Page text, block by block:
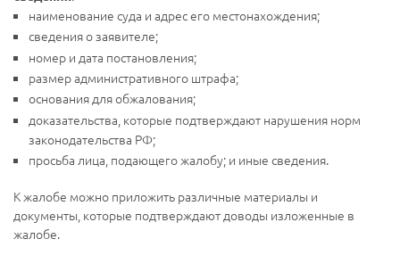
наименование суда и адрес его местонахождения;
сведения о заявителе;
номер и дата постановления;
размер административного штрафа;
основания для обжалования;
доказательства, которые подтверждают нарушения норм
законодательства РФ;
просьба лица, подающего жалобу; и иные сведения.
К жалобе можно приложить различные материалы и
документы, которые подтверждают доводы изложенные в
жалобе.